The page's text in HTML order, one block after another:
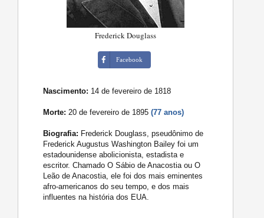
Frederick Douglass
Facebook
Nascimento: 14 de fevereiro de 1818
Morte: 20 de fevereiro de 1895(77 anos)
Biografia: Frederick Douglass, pseudônimo de
Frederick Augustus Washington Bailey foi um
estadounidense abolicionista, estadista e
escritor. Chamado O Sábio de Anacostia ou O
Leão de Anacostia, ele foi dos mais eminentes
afro-americanos do seu tempo, e dos mais
influentes na história dos EUA.